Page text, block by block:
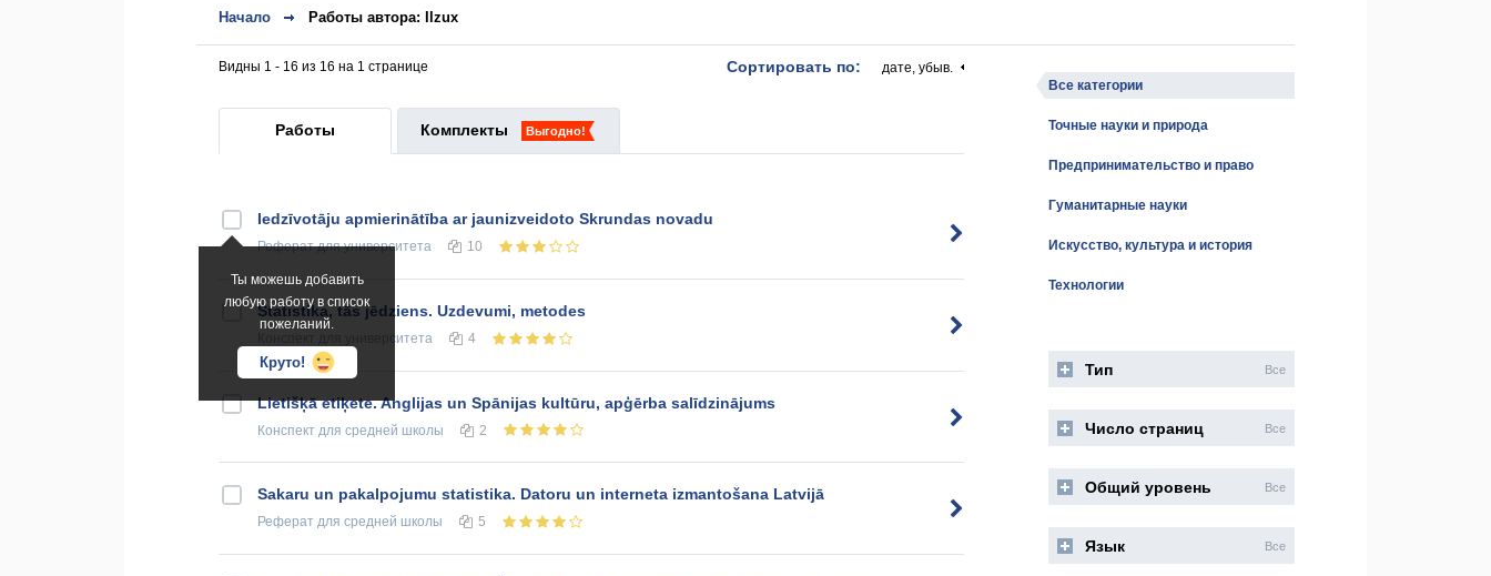
Начало Работы автора: Ilzux
Видны 1 - 16 из 16 на 1 странице Сортировать по: дате, убыв.
Работы Комплекты Выгодно!
Ты можешь добавить
любую работу в список
пожеланий.
Круто!
Iedzīvotāju apmierinātība ar jaunizveidoto Skrundas novadu
Рефератдля университета 10
Statistika, tās jēdziens. Uzdevumi, metodes
для университета 4
Lietišķā etiķete. Anglijas un Spānijas kultūru, apģērba salīdzinājums
Конспект для средней школы 2
Sakaru un pakalpojumu statistika. Datoru un interneta izmantošana Latvijā
Реферат для средней школы 5
Все категории
Точные науки и природа
Предпринимательство и право
Гуманитарные науки
Искусство, культура и история
Технологии
Тип Все
Число страниц Все
Общий уровень Все
Язык Все